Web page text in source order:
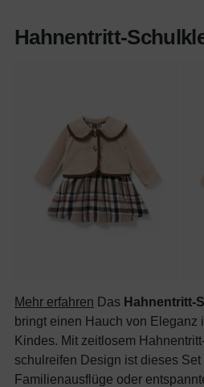
Hahnentritt-
Mehr erfahren Das Hahnentritt-
bringt einen Hauch von Eleganz
Kindes. Mit zeitlosem
schulreifen Design ist dieses Set
Familienausflüge oder